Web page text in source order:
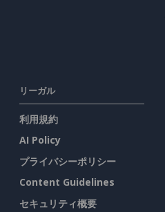
リーガル
利用規約
AI Policy
プライバシーポリシー
Content Guidelines
セキュリティ概要